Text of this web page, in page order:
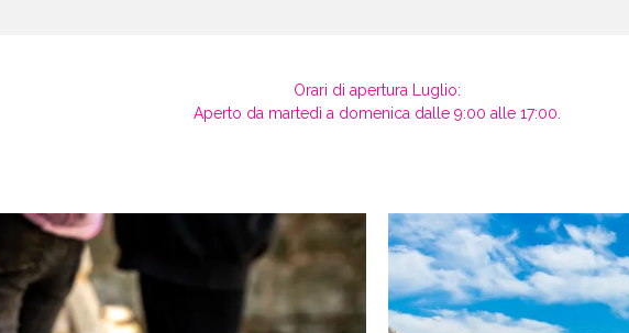
Orari di apertura Luglio:
Aperto da martedì a domenica dalle 9:00 alle 17:00.